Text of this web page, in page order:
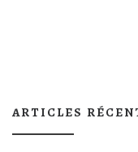
ARTICLES